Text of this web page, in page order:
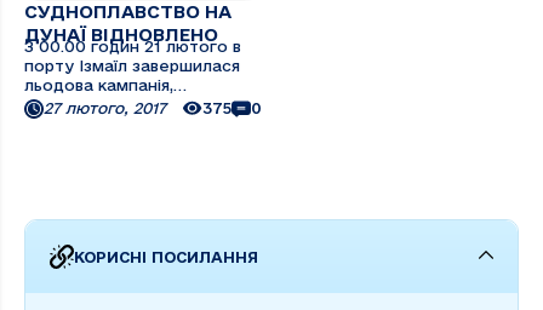
СУДНОПЛАВСТВО НА
ДУНАЇ ВІДНОВЛЕНО
З 00.00 годин 21 лютого в
порту Ізмаїл завершилася
льодова кампанія,
судноплавство відновлено
на всьому Дунаї. За
же день у ПрАТ «УДП»
27 лютого, 2017 375 0
КОРИСНІ ПОСИЛАННЯ